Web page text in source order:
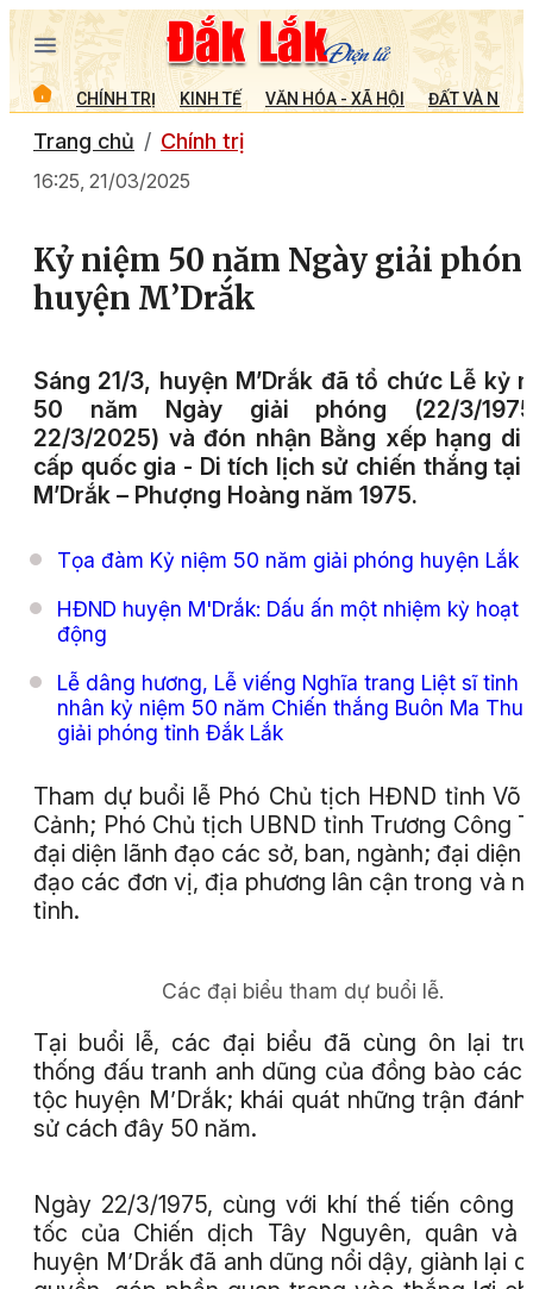
CHÍNH TRỊ KINH TẾ VĂN HÓA - XÃ HỘI ĐẤT VÀ
Trang chủ Chính trị
16:25, 21/03/2025
Kỷ niệm 50 năm Ngày giải
huyện M’Drắk
Sáng 21/3, huyện M’Drắk đã tổ chức Lễ kỷ
50 năm Ngày giải phóng (22/3/
22/3/2025) và đón nhận Bằng xếp hạng di
cấp quốc gia - Di tích lịch sử chiến thắng tại
M’Drắk – Phượng Hoàng năm 1975.
Tọa đàm Kỷ niệm 50 năm giải phóng huyện Lắk
HĐND huyện M'Drắk: Dấu ấn một nhiệm kỳ hoạt
động
Lễ dâng hương, Lễ viếng Nghĩa trang Liệt sĩ tỉnh
nhân kỷ niệm 50 năm Chiến thắng Buôn Ma
giải phóng tỉnh Đắk Lắk
Tham dự buổi lễ Phó Chủ tịch HĐND tỉnh Võ
Cảnh; Phó Chủ tịch UBND tỉnh Trương Công
đại diện lãnh đạo các sở, ban, ngành; đại diện
đạo các đơn vị, địa phương lân cận trong và
tỉnh.
Các đại biểu tham dự buổi lễ.
Tại buổi lễ, các đại biểu đã cùng ôn lại
thống đấu tranh anh dũng của đồng bào các
tộc huyện M’Drắk; khái quát những trận
sử cách đây 50 năm.
Ngày 22/3/1975, cùng với khí thế tiến công
tốc của Chiến dịch Tây Nguyên, quân và
huyện M’Drắk đã anh dũng nổi dậy, giành lại